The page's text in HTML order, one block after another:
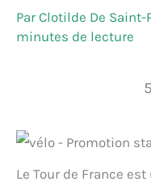
ParClotilde De Saint-
minutes de lecture
Le Tour de France